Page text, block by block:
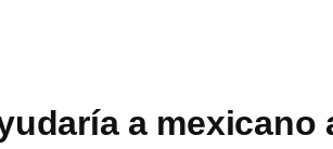
a mexicano